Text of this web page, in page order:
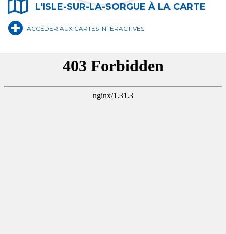
DE TOURISME
L'ISLE-SUR-LA-SORGUE À LA CARTE
ACCÉDER AUX CARTES INTERACTIVES